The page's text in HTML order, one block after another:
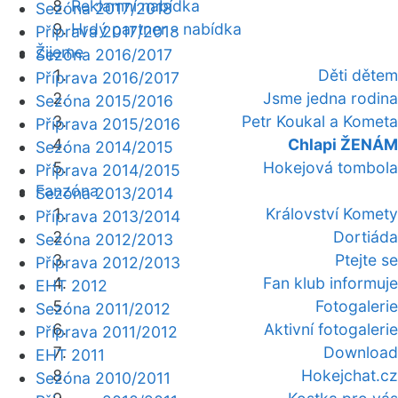
Reklamní nabídka
Hrdý partner - nabídka
Žijeme
Děti dětem
Jsme jedna rodina
Petr Koukal a Kometa
Chlapi ŽENÁM
Hokejová tombola
Fanzóna
Království Komety
Dortiáda
Ptejte se
Fan klub informuje
Fotogalerie
Aktivní fotogalerie
Download
Hokejchat.cz
Sezóna 2017/2018
Příprava 2017/2018
Sezóna 2016/2017
Příprava 2016/2017
Sezóna 2015/2016
Příprava 2015/2016
Sezóna 2014/2015
Příprava 2014/2015
Sezóna 2013/2014
Příprava 2013/2014
Sezóna 2012/2013
Příprava 2012/2013
EHT 2012
Sezóna 2011/2012
Příprava 2011/2012
EHT 2011
Sezóna 2010/2011